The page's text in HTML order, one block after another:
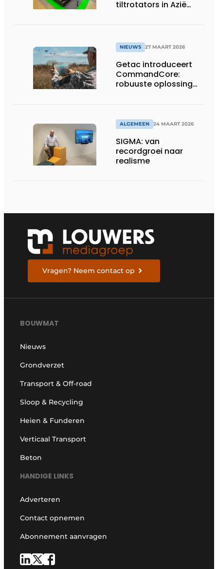
tiltrotators in Azië
NIEUWS 27 MAART 2026
Getac introduceert
CommandCore:
robuuste oplossing
ALGEMEEN 24 MAART 2026
SIGMA: van
recordgroei naar
realisme
Vragen? Neem contact op
BOUWMAT
Nieuws
Grondverzet
Transport & Off-road
Sloop & Recycling
Heien & Funderen
Verticaal Transport
Beton
HANDIGE LINKS
Adverteren
Contact opnemen
Abonnement aanvragen